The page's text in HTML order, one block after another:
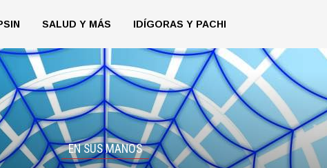
SALUD Y MÁS IDÍGORAS Y PACHI
EN SUS MANOS